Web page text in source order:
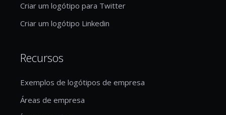
Criar um logótipo para Twitter
Criar um logótipo Linkedin
Recursos
Exemplos de logótipos de empresa
Áreas de empresa